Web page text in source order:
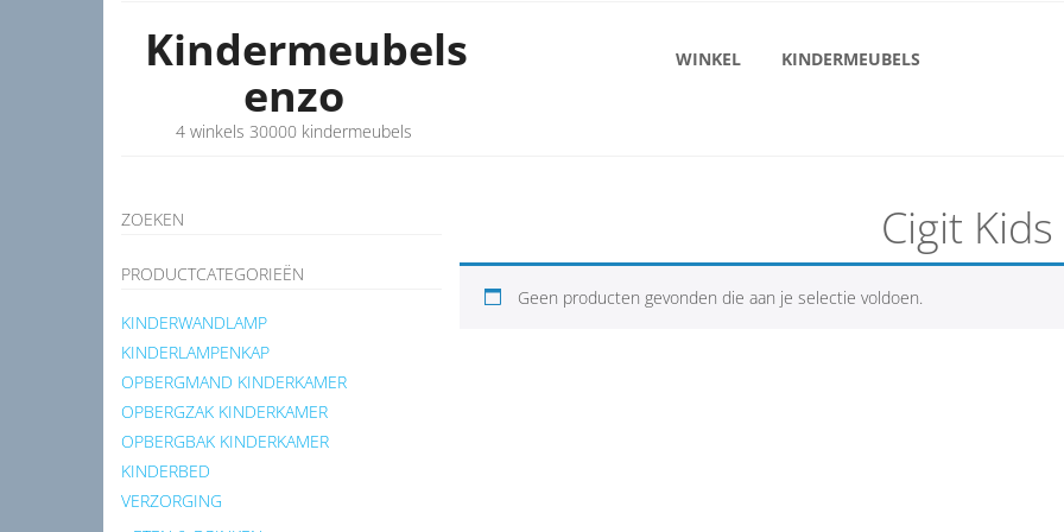
Kindermeubels
enzo
4 winkels 30000 kindermeubels
WINKEL KINDERMEUBELS
ZOEKEN
PRODUCTCATEGORIEËN
KINDERWANDLAMP
KINDERLAMPENKAP
OPBERGMAND KINDERKAMER
OPBERGZAK KINDERKAMER
OPBERGBAK KINDERKAMER
KINDERBED
VERZORGING
Cigit Kids
Geen producten gevonden die aan je selectie voldoen.